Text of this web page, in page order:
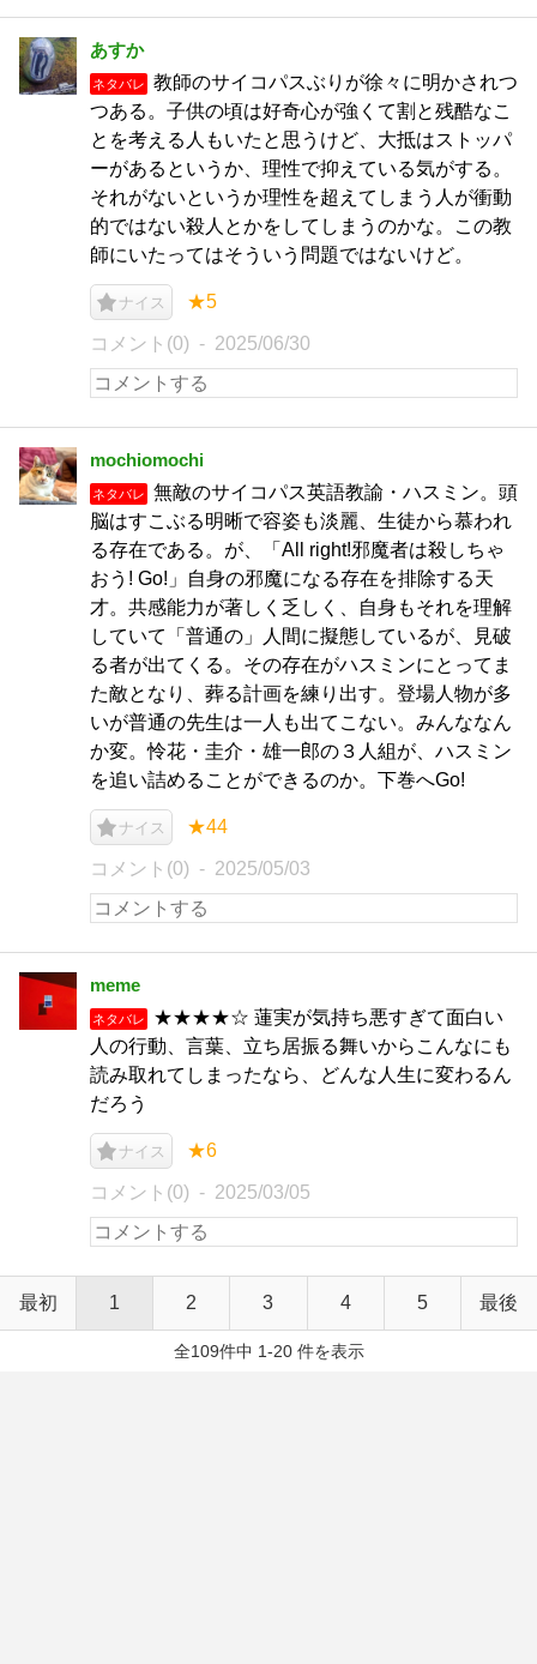
あすか
ネタバレ
教師のサイコパスぶりが徐々に明かされつ
つある。子供の頃は好奇心が強くて割と残酷なこ
とを考える人もいたと思うけど、大抵はストッパ
ーがあるというか、理性で抑えている気がする。
それがないというか理性を超えてしまう人が衝動
的ではない殺人とかをしてしまうのかな。この教
師にいたってはそういう問題ではないけど。
ナイス ★5
コメント(0) 2025/06/30
mochiomochi
ネタバレ
無敵のサイコパス英語教諭・ハスミン。頭
脳はすこぶる明晰で容姿も淡麗、生徒から慕われ
る存在である。が、「All right!邪魔者は殺しちゃ
おう! Go!」自身の邪魔になる存在を排除する天
才。共感能力が著しく乏しく、自身もそれを理解
していて「普通の」人間に擬態しているが、見破
る者が出てくる。その存在がハスミンにとってま
た敵となり、葬る計画を練り出す。登場人物が多
いが普通の先生は一人も出てこない。みんななん
か変。怜花・圭介・雄一郎の３人組が、ハスミン
を追い詰めることができるのか。下巻へGo!
ナイス ★44
コメント(0) 2025/05/03
meme
ネタバレ
★★★★☆ 蓮実が気持ち悪すぎて面白い
人の行動、言葉、立ち居振る舞いからこんなにも
読み取れてしまったなら、どんな人生に変わるん
だろう
ナイス ★6
コメント(0) 2025/03/05
最初 1 2 3 4 5 最後
全109件中 1-20 件を表示